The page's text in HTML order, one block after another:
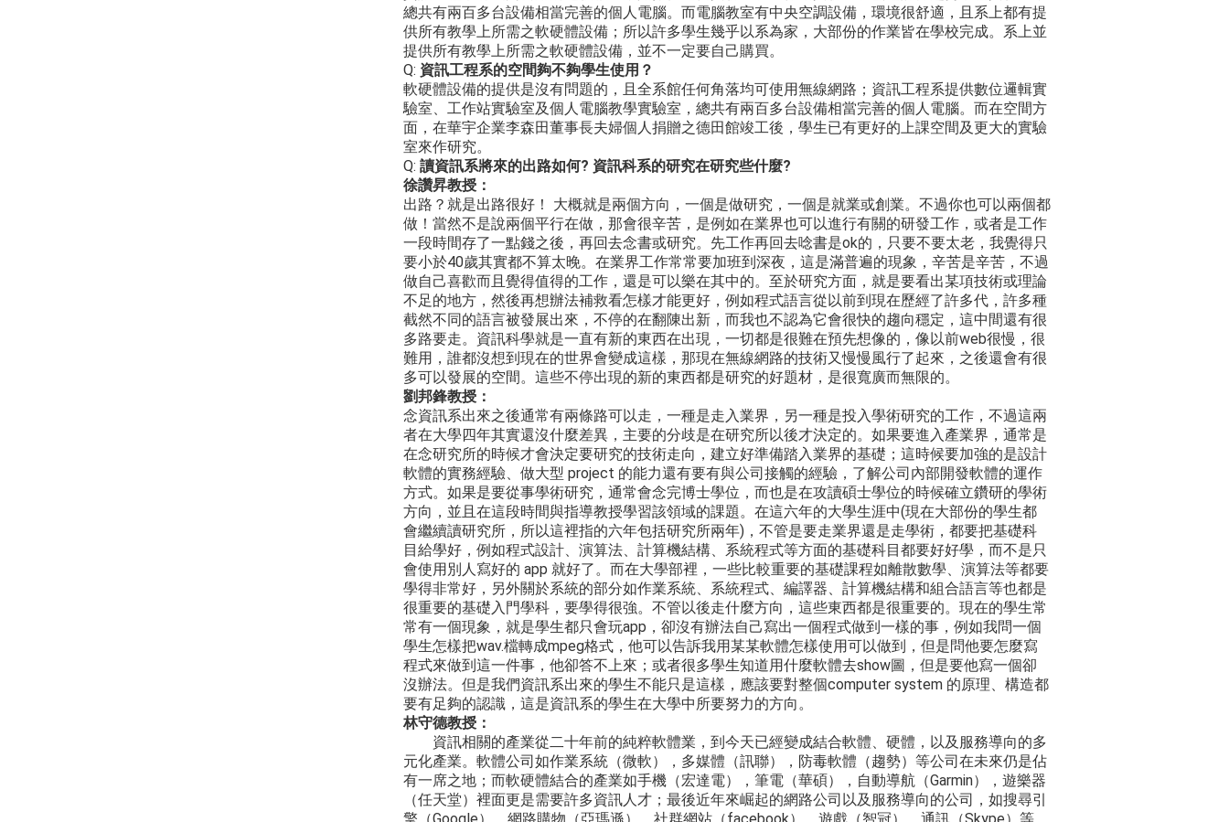
總共有兩百多台設備相當完善的個人電腦。而電腦教室有中央空調設備，環境很舒適，且系上都有提
供所有教學上所需之軟硬體設備；所以許多學生幾乎以系為家，大部份的作業皆在學校完成。系上並
提供所有教學上所需之軟硬體設備，並不一定要自己購買。
Q: 資訊工程系的空間夠不夠學生使用？
軟硬體設備的提供是沒有問題的，且全系館任何角落均可使用無線網路；資訊工程系提供數位邏輯實
驗室、工作站實驗室及個人電腦教學實驗室，總共有兩百多台設備相當完善的個人電腦。而在空間方
面，在華宇企業李森田董事長夫婦個人捐贈之德田館竣工後，學生已有更好的上課空間及更大的實驗
室來作研究。
Q: 讀資訊系將來的出路如何? 資訊科系的研究在研究些什麼?
徐讚昇教授：
出路？就是出路很好！ 大概就是兩個方向，一個是做研究，一個是就業或創業。不過你也可以兩個都
做！當然不是說兩個平行在做，那會很辛苦，是例如在業界也可以進行有關的研發工作，或者是工作
一段時間存了一點錢之後，再回去念書或研究。先工作再回去唸書是ok的，只要不要太老，我覺得只
要小於40歲其實都不算太晚。在業界工作常常要加班到深夜，這是滿普遍的現象，辛苦是辛苦，不過
做自己喜歡而且覺得值得的工作，還是可以樂在其中的。至於研究方面，就是要看出某項技術或理論
不足的地方，然後再想辦法補救看怎樣才能更好，例如程式語言從以前到現在歷經了許多代，許多種
截然不同的語言被發展出來，不停的在翻陳出新，而我也不認為它會很快的趨向穩定，這中間還有很
多路要走。資訊科學就是一直有新的東西在出現，一切都是很難在預先想像的，像以前web很慢，很
難用，誰都沒想到現在的世界會變成這樣，那現在無線網路的技術又慢慢風行了起來，之後還會有很
多可以發展的空間。這些不停出現的新的東西都是研究的好題材，是很寬廣而無限的。
劉邦鋒教授：
念資訊系出來之後通常有兩條路可以走，一種是走入業界，另一種是投入學術研究的工作，不過這兩
者在大學四年其實還沒什麼差異，主要的分歧是在研究所以後才決定的。如果要進入產業界，通常是
在念研究所的時候才會決定要研究的技術走向，建立好準備踏入業界的基礎；這時候要加強的是設計
軟體的實務經驗、做大型 project 的能力還有要有與公司接觸的經驗，了解公司內部開發軟體的運作
方式。如果是要從事學術研究，通常會念完博士學位，而也是在攻讀碩士學位的時候確立鑽研的學術
方向，並且在這段時間與指導教授學習該領域的課題。在這六年的大學生涯中(現在大部份的學生都
會繼續讀研究所，所以這裡指的六年包括研究所兩年)，不管是要走業界還是走學術，都要把基礎科
目給學好，例如程式設計、演算法、計算機結構、系統程式等方面的基礎科目都要好好學，而不是只
會使用別人寫好的 app 就好了。而在大學部裡，一些比較重要的基礎課程如離散數學、演算法等都要
學得非常好，另外關於系統的部分如作業系統、系統程式、編譯器、計算機結構和組合語言等也都是
很重要的基礎入門學科，要學得很強。不管以後走什麼方向，這些東西都是很重要的。現在的學生常
常有一個現象，就是學生都只會玩app，卻沒有辦法自己寫出一個程式做到一樣的事，例如我問一個
學生怎樣把wav.檔轉成mpeg格式，他可以告訴我用某某軟體怎樣使用可以做到，但是問他要怎麼寫
程式來做到這一件事，他卻答不上來；或者很多學生知道用什麼軟體去show圖，但是要他寫一個卻
沒辦法。但是我們資訊系出來的學生不能只是這樣，應該要對整個computer system 的原理、構造都
要有足夠的認識，這是資訊系的學生在大學中所要努力的方向。
林守德教授：
資訊相關的產業從二十年前的純粹軟體業，到今天已經變成結合軟體、硬體，以及服務導向的多
元化產業。軟體公司如作業系統（微軟），多媒體（訊聯），防毒軟體（趨勢）等公司在未來仍是佔
有一席之地；而軟硬體結合的產業如手機（宏達電），筆電（華碩），自動導航（Garmin），遊樂器
（任天堂）裡面更是需要許多資訊人才；最後近年來崛起的網路公司以及服務導向的公司，如搜尋引